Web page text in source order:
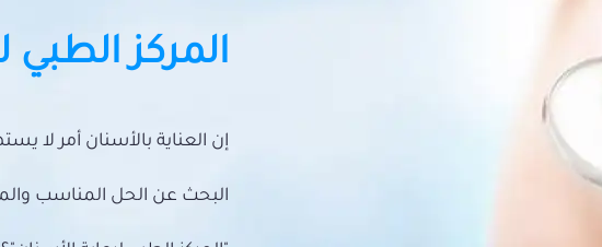
المركز الطبي
إن العناية بالأسنان أمر لا
البحث عن الحل المناسب